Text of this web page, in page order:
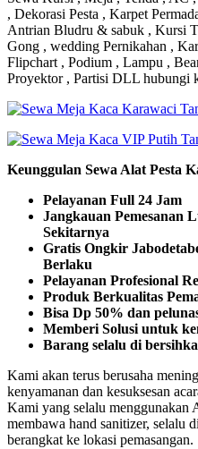
, Dekorasi Pesta , Karpet
Antrian Bludru & sabuk , Kursi
Gong , wedding Pernikahan ,
Flipchart , Podium , Lampu ,
Proyektor , Partisi DLL hubungi
Keunggulan Sewa Alat Pesta
Pelayanan Full 24 Jam
Jangkauan Pemesanan
Sekitarnya
Gratis Ongkir
Berlaku
Pelayanan Profesional
Produk Berkualitas
Bisa Dp 50% dan
Memberi Solusi untuk
Barang selalu di
Kami akan terus berusaha
kenyamanan dan kesuksesan
Kami yang selalu menggunakan
membawa hand sanitizer, selalu
berangkat ke lokasi pemasangan.